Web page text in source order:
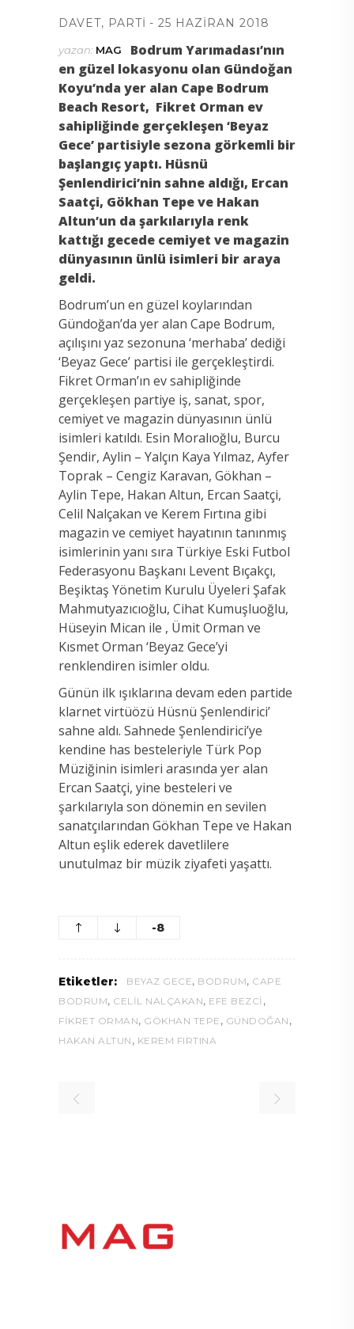
DAVET, PARTI 25 HAZIRAN 2018
yazan: MAG
Bodrum Yarımadası’nın
en güzel lokasyonu olan Gündoğan
Koyu’nda yer alan Cape Bodrum
Beach Resort, Fikret Orman ev
sahipliğinde gerçekleşen ‘Beyaz
Gece’ partisiyle sezona görkemli bir
başlangıç yaptı. Hüsnü
Şenlendirici’nin sahne aldığı, Ercan
Saatçi, Gökhan Tepe ve Hakan
Altun’un da şarkılarıyla renk
kattığı gecede cemiyet ve magazin
dünyasının ünlü isimleri bir araya
geldi.
Bodrum’un en güzel koylarından
Gündoğan’da yer alan Cape Bodrum,
açılışını yaz sezonuna ‘merhaba’ dediği
‘Beyaz Gece’ partisi ile gerçekleştirdi.
Fikret Orman’ın ev sahipliğinde
gerçekleşen partiye iş, sanat, spor,
cemiyet ve magazin dünyasının ünlü
isimleri katıldı. Esin Moralıoğlu, Burcu
Şendir, Aylin – Yalçın Kaya Yılmaz, Ayfer
Toprak – Cengiz Karavan, Gökhan –
Aylin Tepe, Hakan Altun, Ercan Saatçi,
Celil Nalçakan ve Kerem Fırtına gibi
magazin ve cemiyet hayatının tanınmış
isimlerinin yanı sıra Türkiye Eski Futbol
Federasyonu Başkanı Levent Bıçakçı,
Beşiktaş Yönetim Kurulu Üyeleri Şafak
Mahmutyazıcıoğlu, Cihat Kumuşluoğlu,
Hüseyin Mican ile , Ümit Orman ve
Kısmet Orman ‘Beyaz Gece’yi
renklendiren isimler oldu.
Günün ilk ışıklarına devam eden partide
klarnet virtüözü Hüsnü Şenlendirici’
sahne aldı. Sahnede Şenlendirici’ye
kendine has besteleriyle Türk Pop
Müziğinin isimleri arasında yer alan
Ercan Saatçi, yine besteleri ve
şarkılarıyla son dönemin en sevilen
sanatçılarından Gökhan Tepe ve Hakan
Altun eşlik ederek davetlilere
unutulmaz bir müzik ziyafeti yaşattı.
-8
Etiketler: BEYAZ GECE, BODRUM, CAPE
BODRUM, CELIL NALÇAKAN, EFE BEZCI ,
FIKRET ORMAN, GÖKHAN TEPE , GÜNDOĞAN ,
HAKAN ALTUN , KEREM FIRTINA